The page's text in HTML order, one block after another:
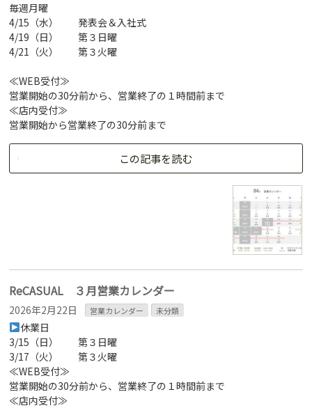
毎週月曜
4/15（水） 発表会＆入社式
4/19（日） 第３日曜
4/21（火） 第３火曜
≪WEB受付≫
営業開始の30分前から、営業終了の１時間前まで
≪店内受付≫
営業開始から営業終了の30分前まで
この記事を読む
ReCASUAL ３月営業カレンダー
2026年2月22日 営業カレンダー 未分類
休業日
3/15（日） 第３日曜
3/17（火） 第３火曜
≪WEB受付≫
営業開始の30分前から、営業終了の１時間前まで
≪店内受付≫